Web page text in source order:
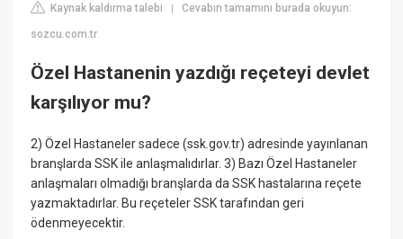
Kaynak kaldırma talebi |Cevabın tamamını burada okuyun:
sozcu.com.tr
Özel Hastanenin yazdığı reçeteyi devlet
karşılıyor mu?
2) Özel Hastaneler sadece (ssk.gov.tr) adresinde yayınlanan
branşlarda SSK ile anlaşmalıdırlar. 3) Bazı Özel Hastaneler
anlaşmaları olmadığı branşlarda da SSK hastalarına reçete
yazmaktadırlar. Bu reçeteler SSK tarafından geri
ödenmeyecektir.